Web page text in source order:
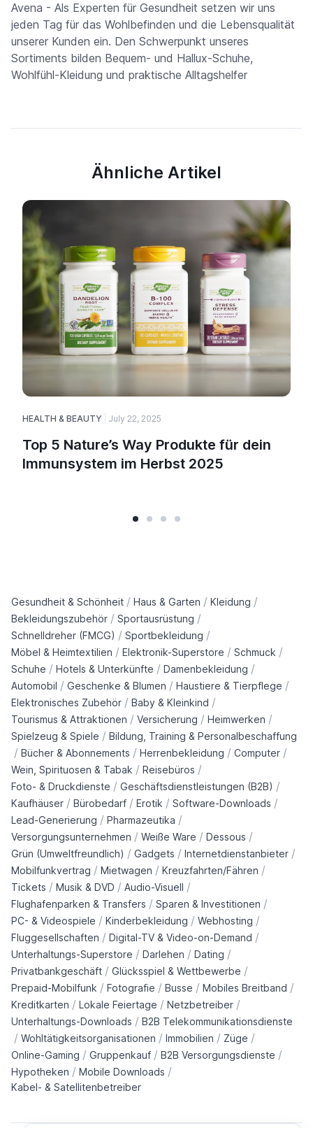
Avena - Als Experten für Gesundheit setzen wir uns
jeden Tag für das Wohlbefinden und die Lebensqualität
unserer Kunden ein. Den Schwerpunkt unseres
Sortiments bilden Bequem- und Hallux-Schuhe,
Wohlfühl-Kleidung und praktische Alltagshelfer
Ähnliche Artikel
HEALTH & BEAUTY July 22, 2025
Top 5 Nature’s Way Produkte für dein
Immunsystem im Herbst 2025
Gesundheit & Schönheit / Haus & Garten / Kleidung /
Bekleidungszubehör / Sportausrüstung /
Schnelldreher (FMCG) / Sportbekleidung /
Möbel & Heimtextilien / Elektronik-Superstore / Schmuck /
Schuhe / Hotels & Unterkünfte / Damenbekleidung /
Automobil / Geschenke & Blumen / Haustiere & Tierpflege /
Elektronisches Zubehör / Baby & Kleinkind /
Tourismus & Attraktionen / Versicherung / Heimwerken /
Spielzeug & Spiele / Bildung, Training & Personalbeschaffung
/ Bücher & Abonnements / Herrenbekleidung / Computer /
Wein, Spirituosen & Tabak / Reisebüros /
Foto- & Druckdienste / Geschäftsdienstleistungen (B2B) /
Kaufhäuser / Bürobedarf / Erotik / Software-Downloads /
Lead-Generierung / Pharmazeutika /
Versorgungsunternehmen / Weiße Ware / Dessous /
Grün (Umweltfreundlich) / Gadgets / Internetdienstanbieter /
Mobilfunkvertrag / Mietwagen / Kreuzfahrten/Fähren /
Tickets / Musik & DVD / Audio-Visuell /
Flughafenparken & Transfers / Sparen & Investitionen /
PC- & Videospiele / Kinderbekleidung / Webhosting /
Fluggesellschaften / Digital-TV & Video-on-Demand /
Unterhaltungs-Superstore / Darlehen / Dating /
Privatbankgeschäft / Glücksspiel & Wettbewerbe /
Prepaid-Mobilfunk / Fotografie / Busse / Mobiles Breitband /
Kreditkarten / Lokale Feiertage / Netzbetreiber /
Unterhaltungs-Downloads / B2B Telekommunikationsdienste
/ Wohltätigkeitsorganisationen / Immobilien / Züge /
Online-Gaming / Gruppenkauf / B2B Versorgungsdienste /
Hypotheken / Mobile Downloads /
Kabel- & Satellitenbetreiber